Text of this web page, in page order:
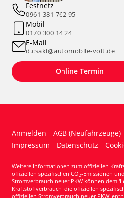
Festnetz
0961 381 762 95
Mobil
0170 300 14 24
E-Mail
d.csaki@automobile-voit.de
Online Termin
Anmelden AGB (Neufahrzeuge)
Impressum
Datenschutz
Weitere Informationen zum offiziellen
offiziellen spezifischen CO2-Emissionen
Stromverbrauch neuer PKW können dem
Kraftstoffverbrauch, die offiziellen
offiziellen Stromverbrauch neuer PKW'